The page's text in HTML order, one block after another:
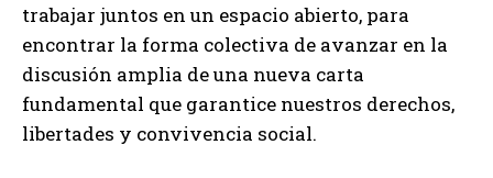
trabajar juntos en un espacio abierto, para
encontrar la forma colectiva de avanzar en la
discusión amplia de una nueva carta
fundamental que garantice nuestros derechos,
libertades y convivencia social.